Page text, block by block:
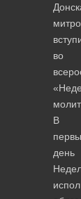
во
В
день